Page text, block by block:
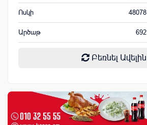
Ոսկի 48078
Արծաթ 692
Բեռնել Ավելին